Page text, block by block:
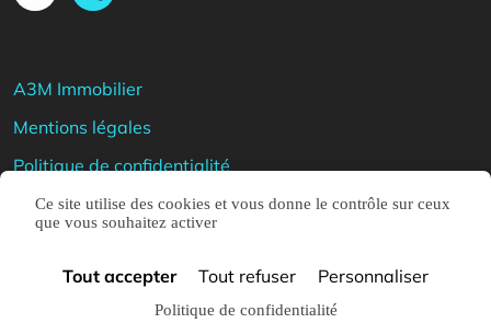
A3M Immobilier
Mentions légales
Politique de confidentialité
Nos honoraires
Ce site utilise des cookies et vous donne le contrôle sur ceux
que vous souhaitez activer
Tout accepter Tout refuser Personnaliser
Politique de confidentialité